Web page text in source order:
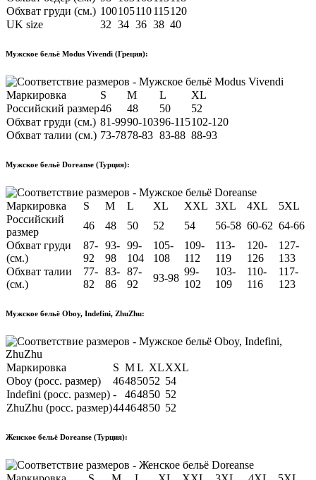
Обхват груди (см.) 100105110115120
UK size
32 34 36 38 40
Мужское бельё Modus Vivendi (Греция):
Маркировка S M L
XL
Российский размер46 48 50
52
Обхват груди (см.) 81-9990-10396-115102-120
Обхват талии (см.) 73-7878-83 83-88 88-93
Мужское бельё Doreanse (Турция):
Маркировка S M L XL XXL 3XL 4XL
5XL
Российский
размер
46 48 50 52 54 56-58 60-62 64-66
Обхват груди
(см.)
87-
92
93-
98
99-
104
105-
108
109-
112
113-
119
120-
126
127-
133
Обхват талии
(см.)
77-
82
83-
86
87-
92
93-98
99-
102
103-
109
110-
116
117-
123
Мужское бельё Oboy, Indefini, ZhuZhu:
Маркировка S ML XLXXL
Oboy (росс. размер)
46485052 54
Indefini (росс. размер) - 464850 52
ZhuZhu (росс. размер)44464850 52
Женское бельё Doreanse (Турция):